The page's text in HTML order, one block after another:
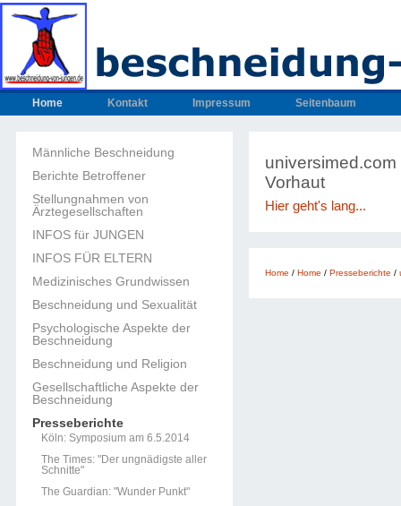
Home Kontakt Impressum Seitenbaum
Männliche Beschneidung
Berichte Betroffener
Stellungnahmen von
Ärztegesellschaften
INFOS für JUNGEN
INFOS FÜR ELTERN
Medizinisches Grundwissen
Beschneidung und Sexualität
Psychologische Aspekte der
Beschneidung
Beschneidung und Religion
Gesellschaftliche Aspekte der
Beschneidung
Presseberichte
Köln: Symposium am 6.5.2014
The Times: "Der ungnädigste aller
Schnitte"
The Guardian: "Wunder Punkt"
Vorhaut
Hier geht's lang...
Home / Home / Presseberichte /